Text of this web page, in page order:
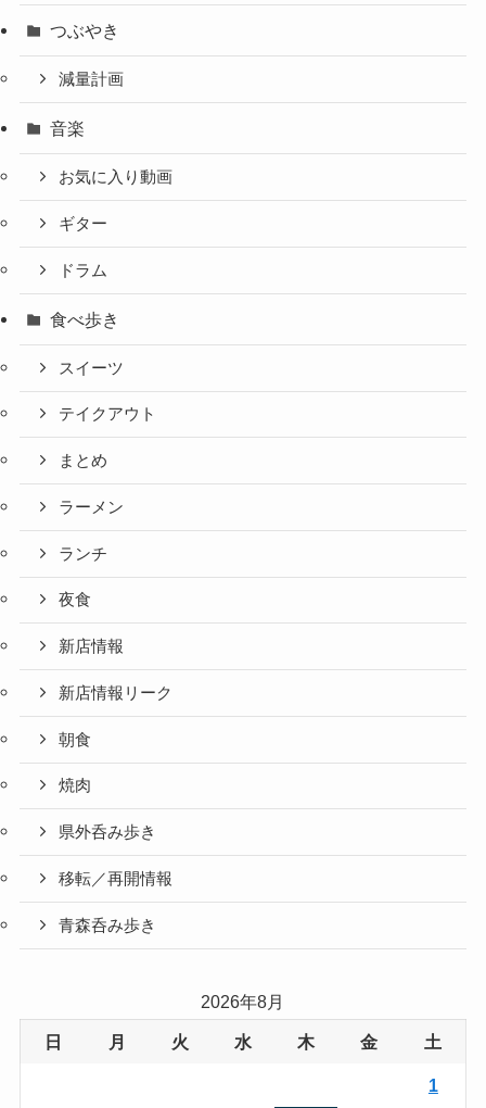
つぶやき
減量計画
音楽
お気に入り動画
ギター
ドラム
食べ歩き
スイーツ
テイクアウト
まとめ
ラーメン
ランチ
夜食
新店情報
新店情報リーク
朝食
焼肉
県外呑み歩き
移転／再開情報
青森呑み歩き
2026年8月
日 月 火 水 木 金 土
1